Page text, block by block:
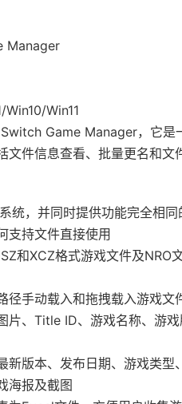
Manager
Win11
Game Manager，它是
件信息查看、批量更名和文
统，并同时提供功能完全相
支持文件直接使用
和XCZ格式游戏文件及NRO
径手动载入和拖拽载入游戏文
片、Title ID、游戏名称、游
新版本、发布日期、游戏类
海报及截图